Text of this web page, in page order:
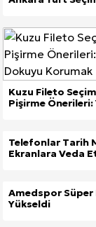
Kuzu Fileto
Pişirme Önerileri:
Telefonlar Tarih
Ekranlara Veda
Amedspor Süper
Yükseldi